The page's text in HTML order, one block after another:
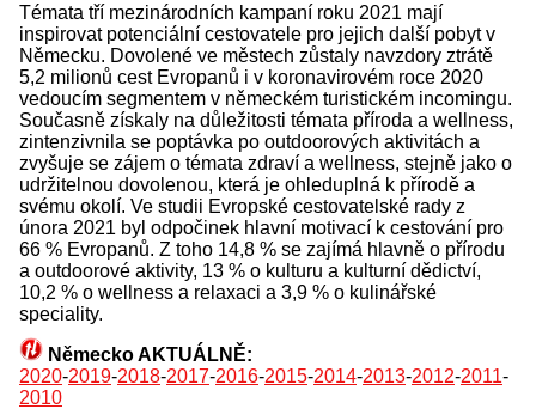
Témata tří mezinárodních kampaní roku 2021 mají
inspirovat potenciální cestovatele pro jejich další pobyt v
Německu. Dovolené ve městech zůstaly navzdory ztrátě
5,2 milionů cest Evropanů i v koronavirovém roce 2020
vedoucím segmentem v německém turistickém incomingu.
Současně získaly na důležitosti témata příroda a wellness,
zintenzivnila se poptávka po outdoorových aktivitách a
zvyšuje se zájem o témata zdraví a wellness, stejně jako o
udržitelnou dovolenou, která je ohleduplná k přírodě a
svému okolí. Ve studii Evropské cestovatelské rady z
února 2021 byl odpočinek hlavní motivací k cestování pro
66 % Evropanů. Z toho 14,8 % se zajímá hlavně o přírodu
a outdoorové aktivity, 13 % o kulturu a kulturní dědictví,
10,2 % o wellness a relaxaci a 3,9 % o kulinářské
speciality.
Německo AKTUÁLNĚ:
2020-2019-2018-2017-2016-2015-2014-2013-2012-2011-
2010